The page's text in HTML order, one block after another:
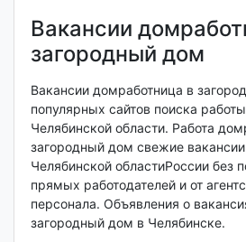
Вакансии
загородный дом
Вакансии домработница в
популярных сайтов поиска
Челябинской области. Работа
загородный дом свежие
Челябинской областиРоссии без
прямых работодателей и от
персонала. Объявления о
загородный дом в Челябинске.